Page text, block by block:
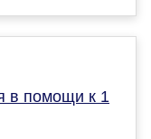
в помощи к 1